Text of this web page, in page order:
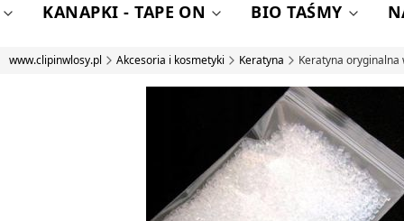
KANAPKI - TAPE ON BIO TAŚMY
www.clipinwlosy.pl Akcesoria i kosmetyki Keratyna Keratyna oryginalna